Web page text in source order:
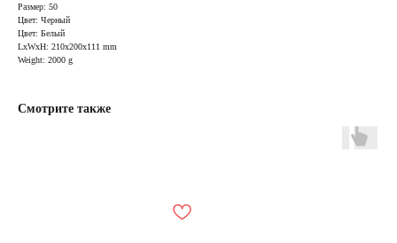
Размер: 50
Цвет: Черный
Цвет: Белый
LxWxH: 210x200x111 mm
Weight: 2000 g
Смотрите также